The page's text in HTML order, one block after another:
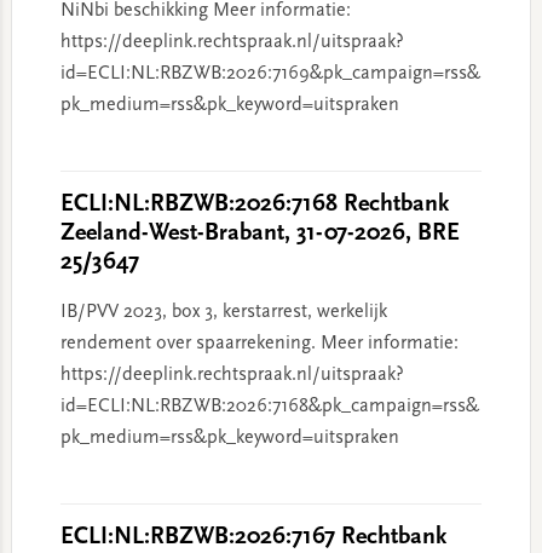
NiNbi beschikking Meer informatie:
https://deeplink.rechtspraak.nl/uitspraak?
id=ECLI:NL:RBZWB:2026:7169&pk_campaign=rss&
pk_medium=rss&pk_keyword=uitspraken
ECLI:NL:RBZWB:2026:7168 Rechtbank
Zeeland-West-Brabant, 31-07-2026, BRE
25/3647
IB/PVV 2023, box 3, kerstarrest, werkelijk
rendement over spaarrekening. Meer informatie:
https://deeplink.rechtspraak.nl/uitspraak?
id=ECLI:NL:RBZWB:2026:7168&pk_campaign=rss&
pk_medium=rss&pk_keyword=uitspraken
ECLI:NL:RBZWB:2026:7167 Rechtbank